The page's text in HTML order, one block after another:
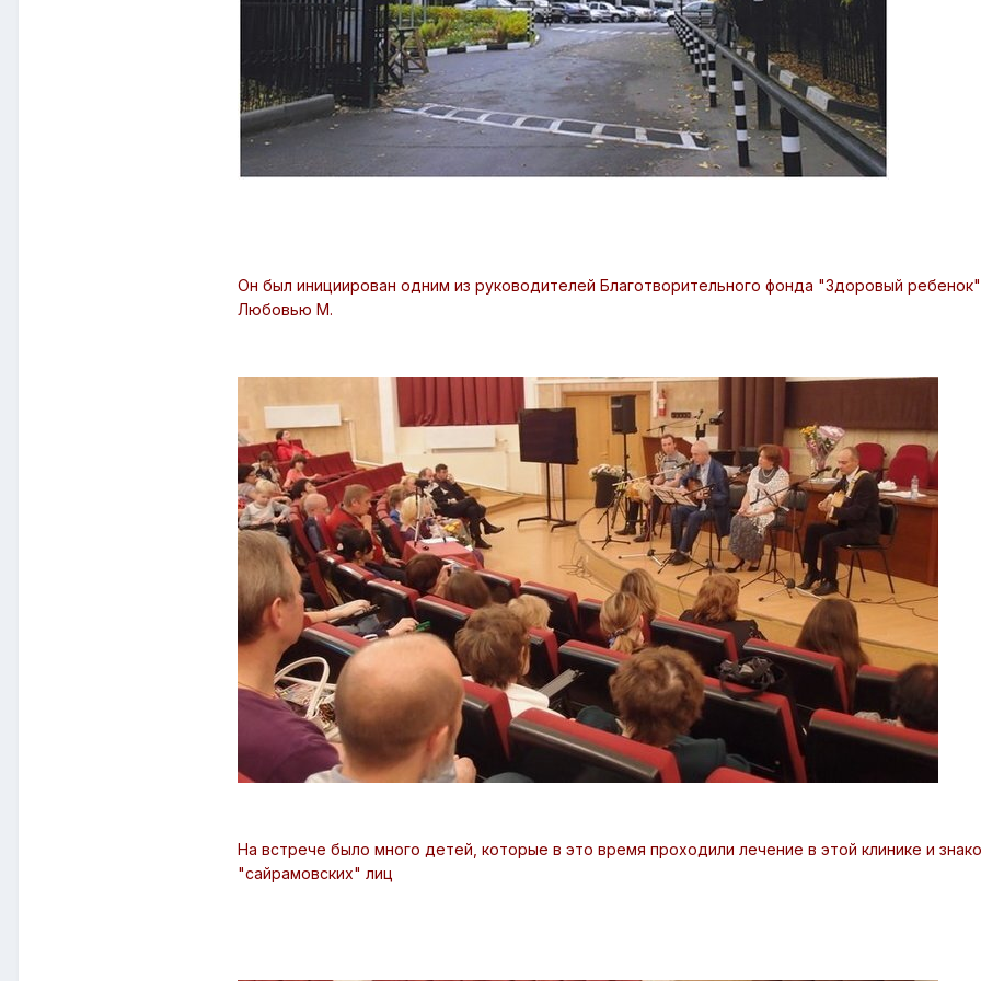
Он был инициирован одним из руководителей Благотворительного фонда "Здоровый
Любовью М.
На встрече было много детей, которые в это время проходили лечение в этой клинике и
"сайрамовских" лиц